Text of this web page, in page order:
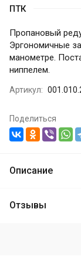
ПТК
Пропановый
Эргономичные
манометре.
ниппелем.
Артикул:
Поделиться
Описание
Отзывы